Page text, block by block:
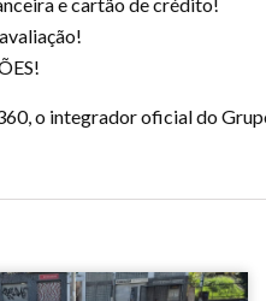
o integrador oficial do